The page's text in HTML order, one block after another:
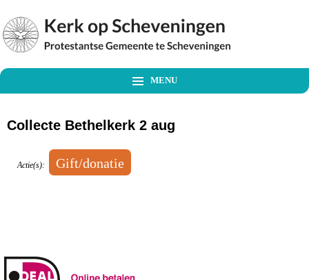
MENU
Collecte Bethelkerk 2 aug
Actie(s):